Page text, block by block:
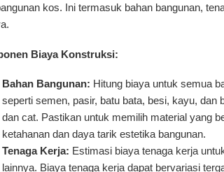
kos. Ini termasuk bahan bangunan,
Biaya Konstruksi:
Bahan Bangunan: Hitung biaya untuk semua
seperti semen, pasir, batu bata, besi, kayu, dan
dan cat. Pastikan untuk memilih material yang
ketahanan dan daya tarik estetika bangunan.
Tenaga Kerja: Estimasi biaya tenaga kerja
lainnya. Biaya tenaga kerja dapat bervariasi